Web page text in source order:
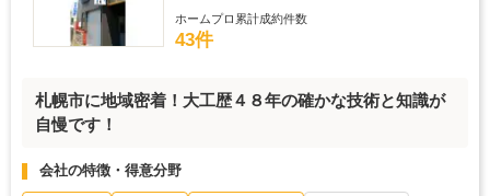
ホームプロ累計成約件数
43件
札幌市に地域密着！大工歴４８年の確かな技術と知識が
自慢です！
会社の特徴・得意分野